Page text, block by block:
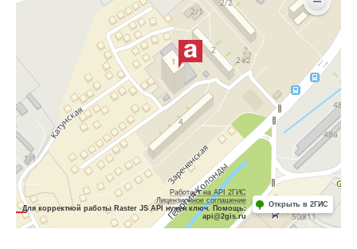
Работает на API 2ГИС
Лицензионное соглашение
Для корректной работы Raster JS API нужен ключ. Помощь:
api@2gis.ru
Открыть в 2ГИС